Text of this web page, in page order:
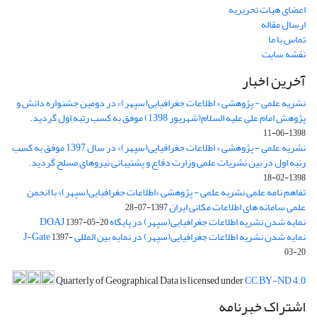
اعضای هیات تحریریه
ارسال مقاله
تماس با ما
نقشه سایت
آخرین اخبار
نشریه علمی - پژوهشی « اطلاعات جغرافیایی(سپهر)» در دومین جشنواره دانش و
پژوهش امام علی علیه السلام(شهریور 1398) موفق به کسب رتبه اول گردید.
1398-06-11
نشریه علمی - پژوهشی « اطلاعات جغرافیایی(سپهر)» در سال 1397 موفق به کسب
رتبه اول در بین نشریات علمی وزارت دفاع و پشتیبانی نیروهای مسلح گردید.
1398-02-18
تفاهم نامه علمی نشریه علمی - پژوهشی «اطلاعات جغرافیایی(سپهر)» با انجمن
علمی سامانه های اطلاعات مکانی ایران1397-07-28
نمایه شدن نشریه اطلاعات جغرافیایی(سپهر) در پایگاه DOAJ1397-05-20
نمایه شدن نشریه اطلاعات جغرافیایی(سپهر) در نمایه بین المللی J-Gate1397-
03-20
Quarterly of Geographical Data is licensed underCC BY-ND 4.0
اشتراک خبرنامه